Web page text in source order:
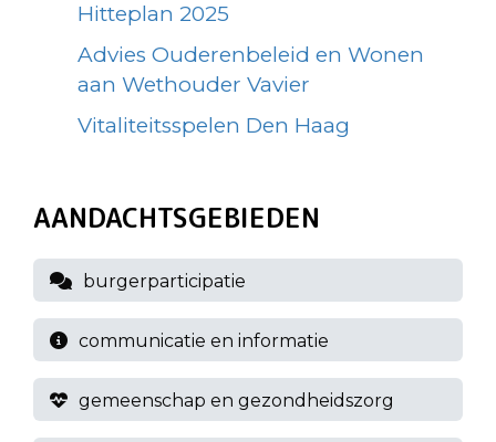
Hitteplan 2025
Advies Ouderenbeleid en Wonen
aan Wethouder Vavier
Vitaliteitsspelen Den Haag
AANDACHTSGEBIEDEN
burgerparticipatie
communicatie en informatie
gemeenschap en gezondheidszorg